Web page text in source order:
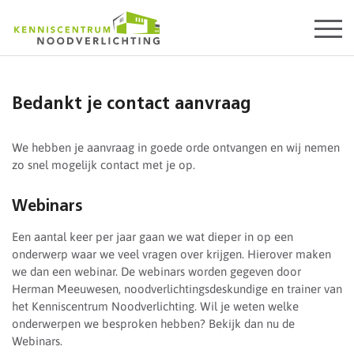
content
Bedankt je contact aanvraag
We hebben je aanvraag in goede orde ontvangen en wij nemen
zo snel mogelijk contact met je op.
Webinars
Een aantal keer per jaar gaan we wat dieper in op een
onderwerp waar we veel vragen over krijgen. Hierover maken
we dan een webinar. De webinars worden gegeven door
Herman Meeuwesen, noodverlichtingsdeskundige en trainer van
het Kenniscentrum Noodverlichting. Wil je weten welke
onderwerpen we besproken hebben? Bekijk dan nu de
Webinars.